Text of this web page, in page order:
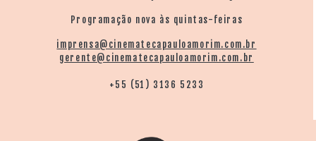
Programação nova às quintas-feiras
imprensa@cinematecapauloamorim.com.br
gerente@cinematecapauloamorim.com.br
+55 (51) 3136 5233